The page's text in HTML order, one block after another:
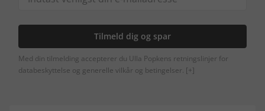
Tilmeld dig og spar
Med din tilmelding accepterer du Ulla Popkens retningslinjer for
databeskyttelse og generelle vilkår og betingelser. [+]